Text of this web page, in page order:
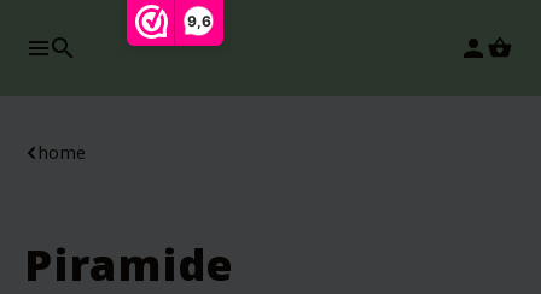
9,6
search person
home
Piramide